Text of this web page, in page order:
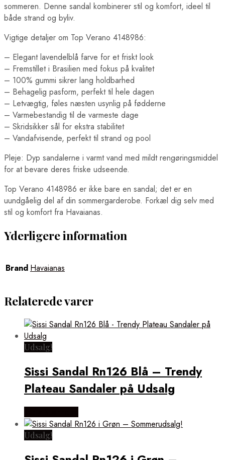
sommeren. Denne sandal kombinerer stil og komfort, ideel til
både strand og byliv.
Vigtige detaljer om Top Verano 4148986:
– Elegant lavendelblå farve for et friskt look
– Fremstillet i Brasilien med fokus på kvalitet
– 100% gummi sikrer lang holdbarhed
– Behagelig pasform, perfekt til hele dagen
– Letvægtig, føles næsten usynlig på fødderne
– Varmebestandig til de varmeste dage
– Skridsikker sål for ekstra stabilitet
– Vandafvisende, perfekt til strand og pool
Pleje: Dyp sandalerne i varmt vand med mildt rengøringsmiddel
for at bevare deres friske udseende.
Top Verano 4148986 er ikke bare en sandal; det er en
uundgåelig del af din sommergarderobe. Forkæl dig selv med
stil og komfort fra Havaianas.
Yderligere information
Brand Havaianas
Relaterede varer
Udsalg!
Sissi Sandal Rn126 Blå – Trendy
Plateau Sandaler på Udsalg
Udsalg!